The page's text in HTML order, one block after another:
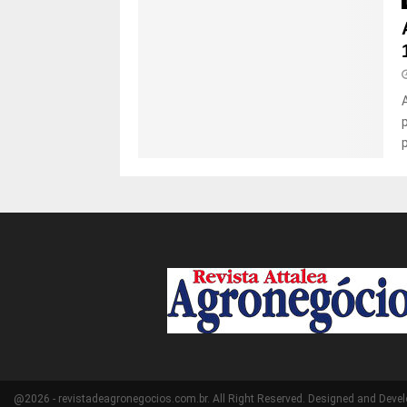
@2026 - revistadeagronegocios.com.br. All Right Reserved. Designed and